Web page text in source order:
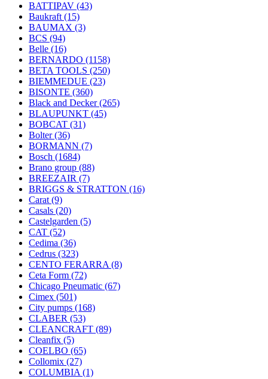
BATTIPAV (43)
Baukraft (15)
BAUMAX (3)
BCS (94)
Belle (16)
BERNARDO (1158)
BETA TOOLS (250)
BIEMMEDUE (23)
BISONTE (360)
Black and Decker(265)
BLAUPUNKT (45)
BOBCAT (31)
Bolter(36)
BORMANN (7)
Bosch (1684)
Brano group (88)
BREEZAIR (7)
BRIGGS & STRATTON (16)
Carat (9)
Casals (20)
Castelgarden (5)
CAT (52)
Cedima (36)
Cedrus (323)
CENTO FERARRA (8)
Ceta Form (72)
Chicago Pneumatic (67)
Cimex (501)
City pumps (168)
CLABER (53)
CLEANCRAFT (89)
Cleanfix (5)
COELBO (65)
Collomix (27)
COLUMBIA (1)